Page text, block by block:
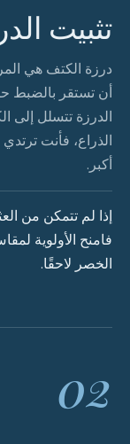
تثبيت
درزة الكتف هي
أن تستقر بالضبط
الدرزة تتسلل إلى
الذراع، فأنت
أكبر.
إذا لم تتمكن من
فامنح الأولوية
الخصر لاحقًا.
02